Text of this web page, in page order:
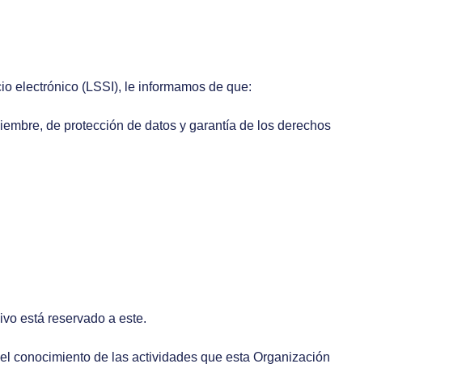
electrónico (LSSI), le informamos de que:
de protección de datos y garantía de los derechos
está reservado a este.
conocimiento de las actividades que esta Organización